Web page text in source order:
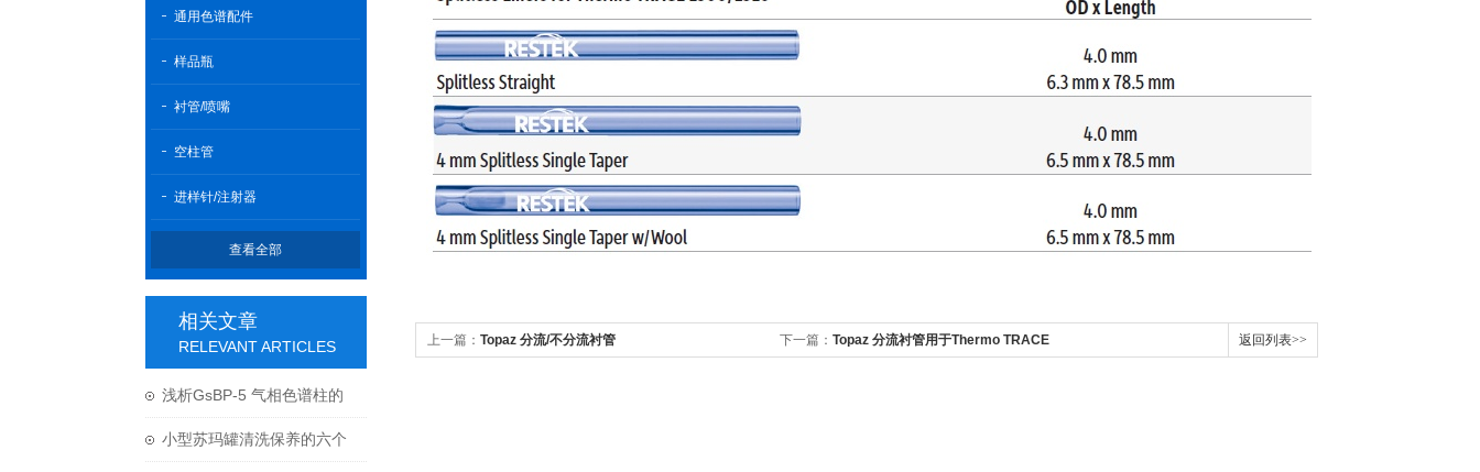
通用色谱配件
样品瓶
衬管/喷嘴
空柱管
进样针/注射器
查看全部
相关文章
RELEVANT ARTICLES
浅析GsBP-5 气相色谱柱的
四个关键参数
小型苏玛罐清洗保养的六个
上一篇： Topaz 分流/不分流衬管 下一篇： Topaz 分流衬管用于Thermo TRACE 返回列表>>